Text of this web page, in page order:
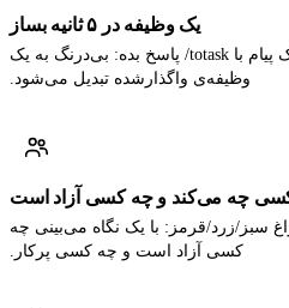
یک وظیفه در ۵ ثانیه بساز
یک فرمان، ‎/newtask، یا به یک پیام با ‎/totask پاسخ بده: بی‌درنگ به یک
وظیفه‌ی واگذارشده تبدیل می‌شود.
چه می‌کند و چه کسی آزاد است
سبز/زرد/قرمز: با یک نگاه می‌بینی چه
کسی آزاد است و چه کسی پرکار.